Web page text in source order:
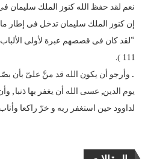
نعم لقد حفظ الله كنوز الملك سليمان
إن كنوز الملك سليمان تدخل فى إطار ما
“لقد كان فى قصصهم عبرة لأولى
111 ).
.. وأرجو أن يكون الله قد منَّ علىّ بأن
لداوود حين استغفر ربه و خرّ راكعا